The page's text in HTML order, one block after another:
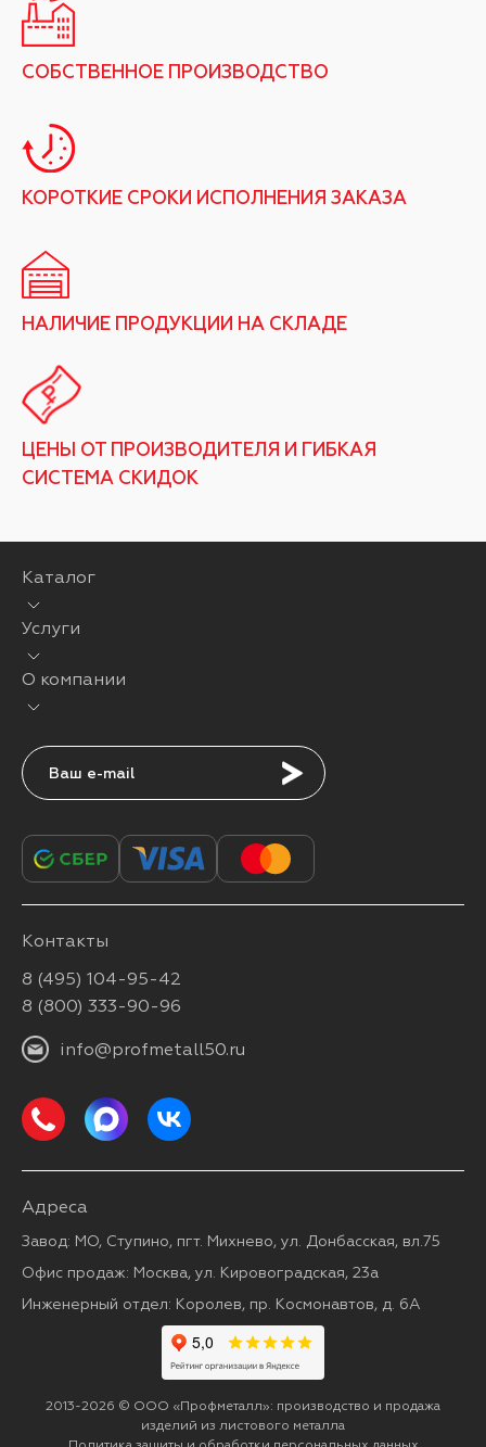
СОБСТВЕННОЕ ПРОИЗВОДСТВО
КОРОТКИЕ СРОКИ ИСПОЛНЕНИЯ ЗАКАЗА
НАЛИЧИЕ ПРОДУКЦИИ НА СКЛАДЕ
ЦЕНЫ ОТ ПРОИЗВОДИТЕЛЯ И ГИБКАЯ
СИСТЕМА СКИДОК
Каталог
Услуги
О компании
Подписаться
Контакты
8 (495) 104-95-42
8 (800) 333-90-96
info@profmetall50.ru
Адреса
Завод: МО, Ступино, пгт. Михнево, ул. Донбасская, вл.75
Офис продаж: Москва, ул. Кировоградская, 23а
Инженерный отдел: Королев, пр. Космонавтов, д. 6А
2013-2026 © ООО «Профметалл»: производство и продажа
изделий из листового металла